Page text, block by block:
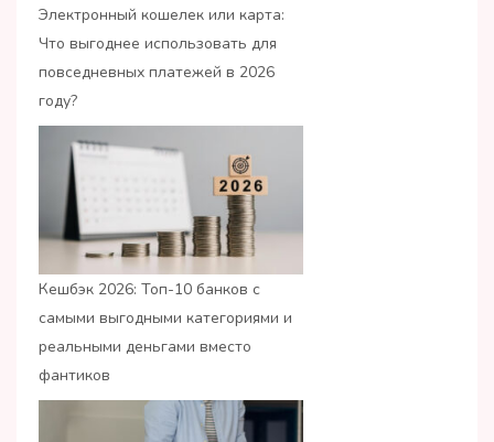
Электронный кошелек или карта:
Что выгоднее использовать для
повседневных платежей в 2026
году?
Кешбэк 2026: Топ-10 банков с
самыми выгодными категориями и
реальными деньгами вместо
фантиков